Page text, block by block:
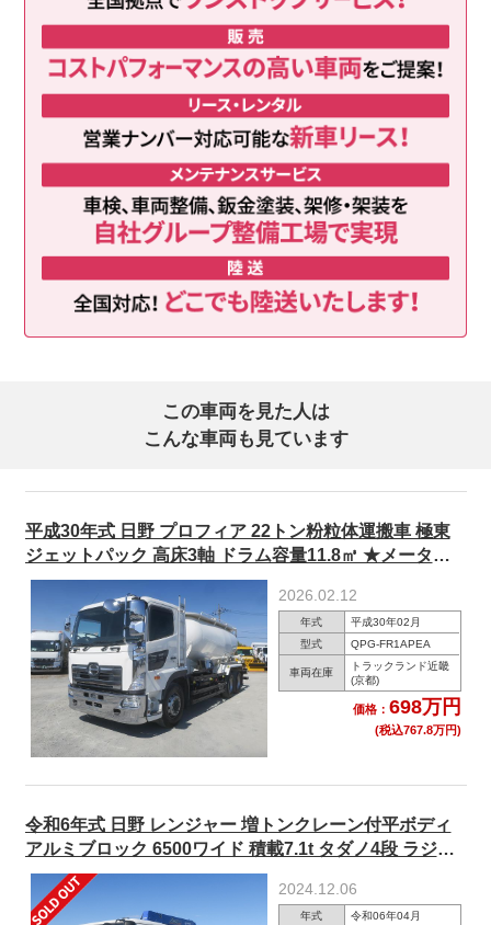
この車両を見た人は
こんな車両も見ています
平成30年式 日野 プロフィア 22トン粉粒体運搬車 極東
ジェットパック 高床3軸 ドラム容量11.8㎥ ★メーター
実走行37万㎞★
2026.02.12
年式
平成30年02月
型式
QPG-FR1APEA
車両在庫
トラックランド近畿
(京都)
価格： 698万円
(税込767.8万円)
令和6年式 日野 レンジャー 増トンクレーン付平ボディ
アルミブロック 6500ワイド 積載7.1t タダノ4段 ラジコ
ン フックイン リターダ 260馬力
2024.12.06
年式
令和06年04月